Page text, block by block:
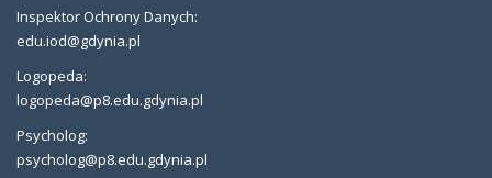
Inspektor Ochrony Danych:
edu.iod@gdynia.pl
Logopeda:
logopeda@p8.edu.gdynia.pl
Psycholog:
psycholog@p8.edu.gdynia.pl